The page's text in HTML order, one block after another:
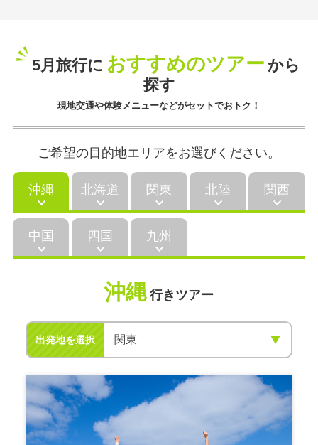
5月旅行に おすすめのツアー から
探す
現地交通や体験メニューなどがセットでおトク！
ご希望の目的地エリアをお選びください。
沖縄 北海道 関東 北陸 関西
中国 四国 九州
沖縄 行きツアー
出発地を選択